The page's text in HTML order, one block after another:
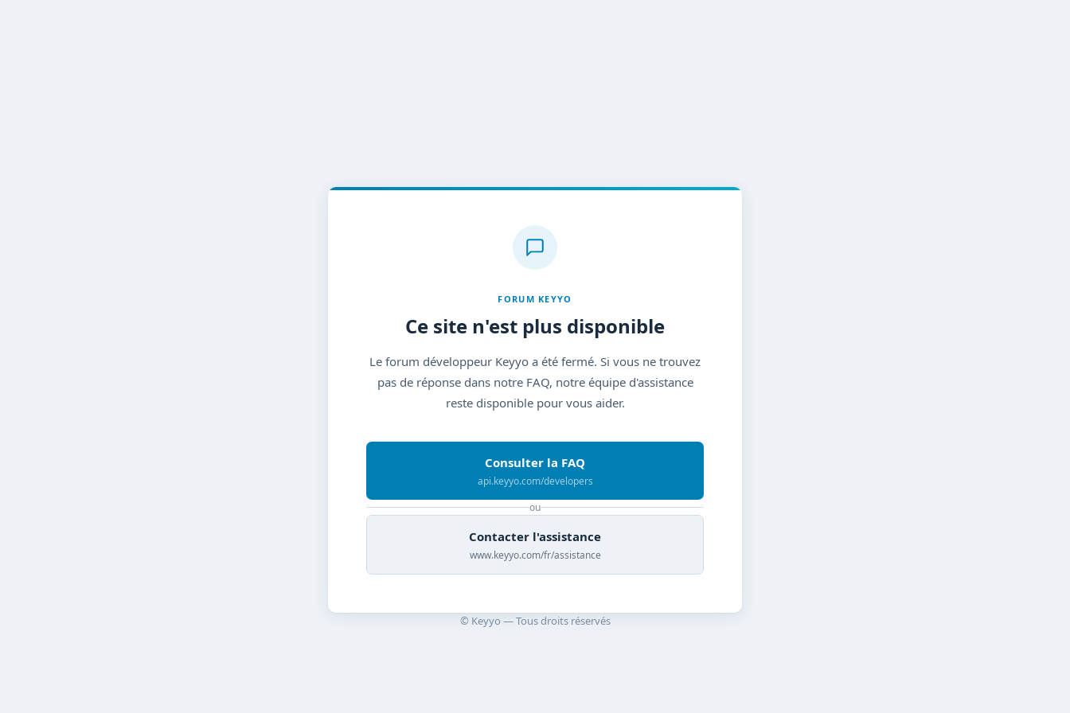
FORUM KEYYO
Ce site n'est plus disponible
Le forum développeur Keyyo a été fermé. Si vous ne trouvez
pas de réponse dans notre FAQ, notre équipe d'assistance
reste disponible pour vous aider.
Consulter la FAQ
api.keyyo.com/developers
ou
Contacter l'assistance
www.keyyo.com/fr/assistance
© Keyyo — Tous droits réservés